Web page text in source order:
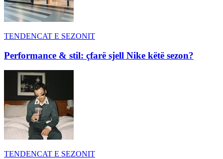
TENDENCAT E SEZONIT
Performance & stil: çfarë sjell Nike këtë sezon?
TENDENCAT E SEZONIT